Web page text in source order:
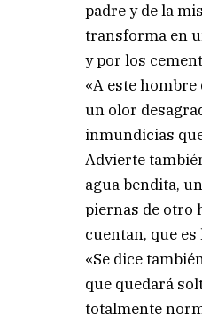
padre y de la
transforma en
y por los
«A este
un olor
inmundicias
Advierte
agua bendita,
piernas de otro
cuentan, que
«Se dice
que quedará
totalmente